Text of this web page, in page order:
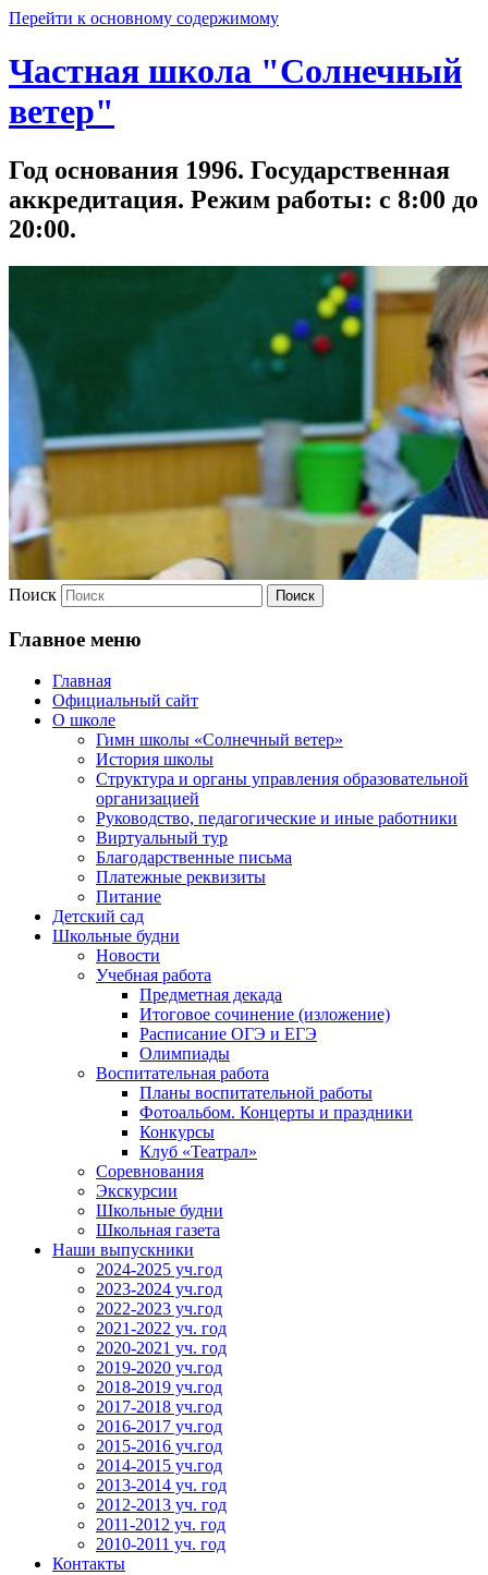
Перейти к основному содержимому
Частная школа "Солнечный
ветер"
Год основания 1996. Государственная
аккредитация. Режим работы: с 8:00 до
20:00.
Поиск
Главное меню
Главная
Официальный сайт
О школе
Гимн школы «Солнечный ветер»
История школы
Структура и органы управления образовательной
организацией
Руководство, педагогические и иные работники
Виртуальный тур
Благодарственные письма
Платежные реквизиты
Питание
Детский сад
Школьные будни
Новости
Учебная работа
Предметная декада
Итоговое сочинение (изложение)
Расписание ОГЭ и ЕГЭ
Олимпиады
Воспитательная работа
Планы воспитательной работы
Фотоальбом. Концерты и праздники
Конкурсы
Клуб «Театрал»
Соревнования
Экскурсии
Школьные будни
Школьная газета
Наши выпускники
2024-2025 уч.год
2023-2024 уч.год
2022-2023 уч.год
2021-2022 уч. год
2020-2021 уч. год
2019-2020 уч.год
2018-2019 уч.год
2017-2018 уч.год
2016-2017 уч.год
2015-2016 уч.год
2014-2015 уч.год
2013-2014 уч. год
2012-2013 уч. год
2011-2012 уч. год
2010-2011 уч. год
Контакты